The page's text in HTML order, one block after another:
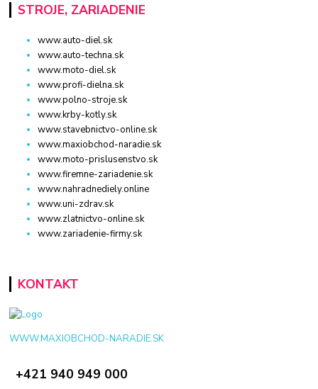
STROJE, ZARIADENIE
www.auto-diel.sk
www.auto-techna.sk
www.moto-diel.sk
www.profi-dielna.sk
www.polno-stroje.sk
www.krby-kotly.sk
www.stavebnictvo-online.sk
www.maxiobchod-naradie.sk
www.moto-prislusenstvo.sk
www.firemne-zariadenie.sk
www.nahradnediely.online
www.uni-zdrav.sk
www.zlatnictvo-online.sk
www.zariadenie-firmy.sk
KONTAKT
WWW.MAXIOBCHOD-NARADIE.SK
+421 940 949 000